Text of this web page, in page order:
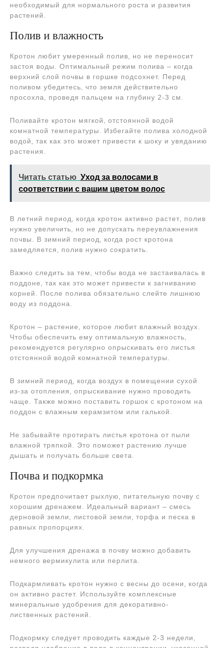
необходимый для нормального роста и развития
растений.
Полив и влажность
Кротон любит умеренный полив‚ но не переносит
застоя воды. Оптимальный режим полива – когда
верхний слой почвы в горшке подсохнет. Перед
поливом убедитесь‚ что земля действительно
просохла‚ проведя пальцем на глубину 2-3 см.
Поливайте кротон мягкой‚ отстоянной водой
комнатной температуры. Избегайте полива холодной
водой‚ так как это может привести к шоку и увяданию
растения.
Читать статью Уход за волосами в
соответствии с вашим цветом волос
В летний период‚ когда кротон активно растет‚ полив
нужно увеличить‚ но не допускать переувлажнения
почвы. В зимний период‚ когда рост кротона
замедляется‚ полив нужно сократить.
Важно следить за тем‚ чтобы вода не застаивалась в
поддоне‚ так как это может привести к загниванию
корней. После полива обязательно слейте лишнюю
воду из поддона.
Кротон – растение‚ которое любит влажный воздух.
Чтобы обеспечить ему оптимальную влажность‚
рекомендуется регулярно опрыскивать его листья
отстоянной водой комнатной температуры.
В зимний период‚ когда воздух в помещении сухой
из-за отопления‚ опрыскивание нужно проводить
чаще. Также можно поставить горшок с кротоном на
поддон с влажным керамзитом или галькой.
Не забывайте протирать листья кротона от пыли
влажной тряпкой. Это поможет растению лучше
дышать и получать больше света.
Почва и подкормка
Кротон предпочитает рыхлую‚ питательную почву с
хорошим дренажем. Идеальный вариант – смесь
дерновой земли‚ листовой земли‚ торфа и песка в
равных пропорциях.
Для улучшения дренажа в почву можно добавить
немного вермикулита или перлита.
Подкармливать кротон нужно с весны до осени‚ когда
он активно растет. Используйте комплексные
минеральные удобрения для декоративно-
лиственных растений.
Подкормку следует проводить каждые 2-3 недели‚